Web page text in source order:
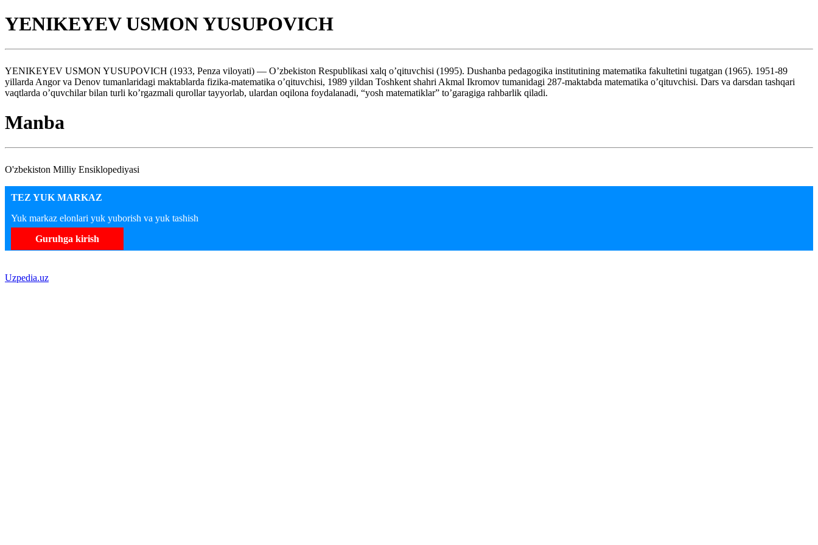
YENIKEYEV USMON YUSUPOVICH
YENIKEYEV USMON YUSUPOVICH (1933, Penza viloyati) — O’zbekiston Respublikasi xalq o’qituvchisi (1995). Dushanba pedagogika institutining matematika fakultetini tugatgan (1965). 1951-89
yillarda Angor va Denov tumanlaridagi maktablarda fizika-matematika o’qituvchisi, 1989 yildan Toshkent shahri Akmal Ikromov tumanidagi 287-maktabda matematika o’qituvchisi. Dars va darsdan tashqari
vaqtlarda o’quvchilar bilan turli ko’rgazmali qurollar tayyorlab, ulardan oqilona foydalanadi, “yosh matematiklar” to’garagiga rahbarlik qiladi.
Manba
O'zbekiston Milliy Ensiklopediyasi
TEZ YUK MARKAZ
Yuk markaz elonlari yuk yuborish va yuk tashish
Guruhga kirish
Uzpedia.uz